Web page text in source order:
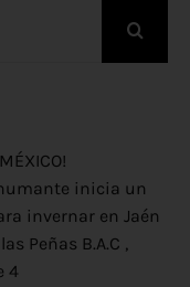
inicia un
invernar en Jaén
Peñas B.A.C ,
4